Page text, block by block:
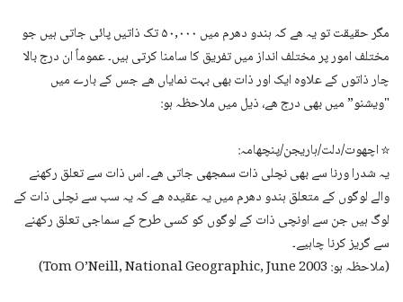
مگر حقیقت تو یہ ھے کہ ہندو دھرم میں ۵۰,۰۰۰ تک ذاتیں پائی جاتی ہیں جو
مختلف امور پر مختلف انداز میں تفریق کا سامنا کرتی ہیں۔ عموماً ان درج بالا
چار ذاتوں کے علاوہ ایک اور ذات بھی بہت نمایاں ھے جس کے بارے میں
"ویشنو” میں بھی درج ھے، ذیل میں ملاحظہ ہو:
☆ اچھوت/دلت/ہاریجن/پنچھامہ:
یہ شدرا ورنا سے بھی نچلی ذات سمجھی جاتی ھے۔ اس ذات سے تعلق رکھنے
والے لوگوں کے متعلق ہندو دھرم میں یہ عقیدہ ھے کہ یہ سب سے نچلی ذات کے
لوگ ہیں جن سے اونچی ذات کے لوگوں کو کسی طرح کے سماجی تعلق رکھنے
سے گریز کرنا چاہیے۔
(ملاحظہ ہو: Tom O’Neill, National Geographic, June 2003)